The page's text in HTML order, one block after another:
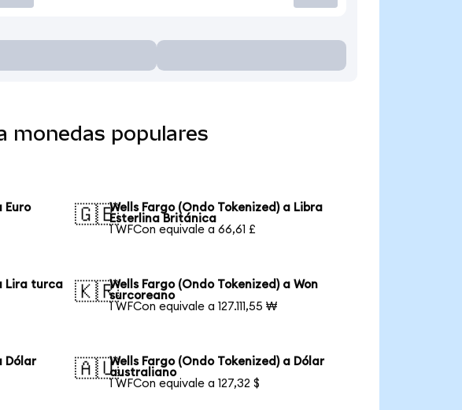
monedas populares
Euro
🇬🇧Wells Fargo (Ondo Tokenized) a Libra
Esterlina Británica
1 WFCon equivale a 66,61 £
Lira turca
🇰🇷Wells Fargo (Ondo Tokenized) a Won
surcoreano
1 WFCon equivale a 127.111,55 ₩
Dólar
🇦🇺Wells Fargo (Ondo Tokenized) a Dólar
australiano
1 WFCon equivale a 127,32 $